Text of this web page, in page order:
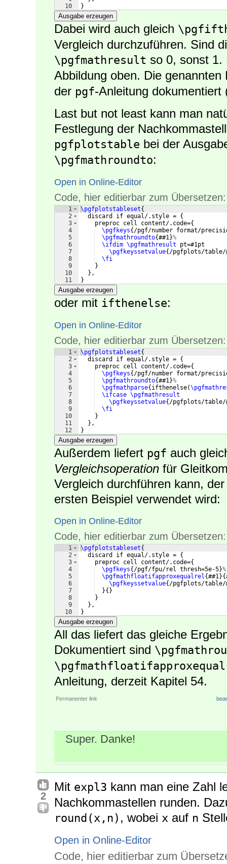
10
}
Ausgabe erzeugen
Dabei wird auch gleich
Vergleich durchzuführen. Sind
\pgfmathresult so 0, sonst 1.
Abbildung oben. Die
der pgf-Anleitung dokumentiert
Last but not least kann man
Festlegung der
pgfplotstable bei der
\pgfmathroundto:
Open in Online-Editor
Code, hier editierbar zum Übersetzen:
1
2
3
4
5
6
7
8
9
10
11
\pgfplotstableset{
  discard if equal/.style =
{
    preproc cell content/.code=
{
\pgfkeys{ /pgf/number format/
\pgfmathroundto{##1}%
\ifdim \pgfmathresult pt=#1pt
\pgfkeyssetvalue{ /pgfplots/table/
\fi
}
} ,
}
Ausgabe erzeugen
oder mit ifthenelse:
Open in Online-Editor
Code, hier editierbar zum Übersetzen:
1
2
3
4
5
6
7
8
9
10
11
12
\pgfplotstableset{
  discard if equal/.style =
{
    preproc cell content/.code=
{
\pgfkeys{ /pgf/number format/
\pgfmathroundto{##1}%
\pgfmathparse{ ifthenelse(
\ifcase \pgfmathresult
\pgfkeyssetvalue{ /pgfplots/table/
\fi
}
} ,
}
Ausgabe erzeugen
Außerdem liefert pgf auch
Vergleichsoperation für
Vergleich durchführen kann,
ersten Beispiel verwendet wird:
Open in Online-Editor
Code, hier editierbar zum Übersetzen:
1
2
3
4
5
6
7
8
9
10
\pgfplotstableset{
  discard if equal/.style =
{
    preproc cell content/.code=
{
\pgfkeys{ /pgf/fpu/rel thresh=5e-5}%
\pgfmathfloatifapproxequalrel{##1}{
\pgfkeyssetvalue{ /pgfplots/table/
}{ }
}
} ,
}
Ausgabe erzeugen
All das liefert das gleiche
Dokumentiert sind
Anleitung, derzeit Kapitel 54.
Permanenter link
Super. Danke!
2
Mit expl3 kann man eine Zahl
Nachkommastellen runden.
round(x,n) , wobei x auf n
Open in Online-Editor
Code, hier editierbar zum